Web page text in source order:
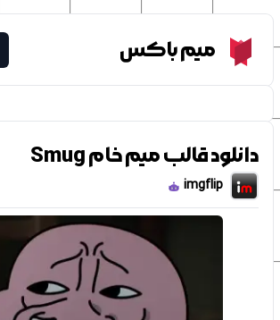
Meme Boxمیم باکس
دانلود قالب میم خام Smug
imgflip